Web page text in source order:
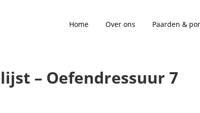
Home Over ons Paarden &
– Oefendressuur 7